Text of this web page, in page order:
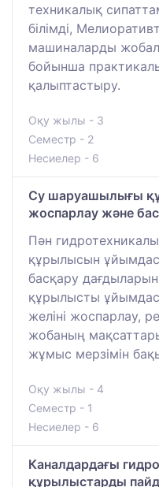
техникалық
білімді,
машиналарды
бойынша
қалыптастыру.
Оқу жылы - 3
Семестр - 2
Несиелер - 6
Су шаруашылығы
жоспарлау және
Пән
құрылысын
басқару
құрылысты
желіні жоспарлау,
жобаның
жұмыс мерзімін
Оқу жылы - 4
Семестр - 1
Несиелер - 6
Каналдардағы
құрылыстарды